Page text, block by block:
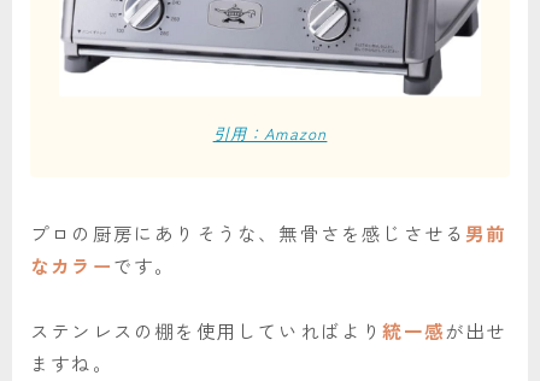
引用：Amazon
プロの厨房にありそうな、無骨さを感じさせる 男前
なカラーです。
ステンレスの棚を使用していればより統一感が出せ
ますね。